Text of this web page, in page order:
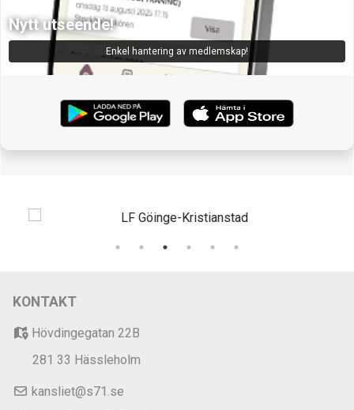
Nytt utseende!
Enkel hantering av medlemskap!
KONTAKT
Hövdingegatan 22B
281 33 Hässleholm
kansliet@s71.se